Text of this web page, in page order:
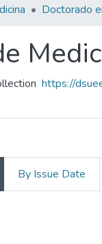
Doctorado
https://
By Issue Date